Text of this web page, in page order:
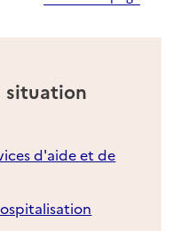
situation
d'aide et de